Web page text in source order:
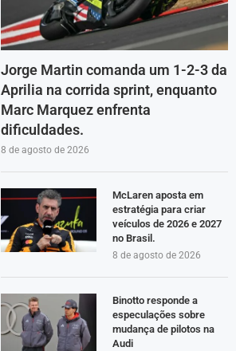
Jorge Martin comanda um 1-2-3 da
Aprilia na corrida sprint, enquanto
Marc Marquez enfrenta
dificuldades.
8 de agosto de 2026
McLaren aposta em
estratégia para criar
veículos de 2026 e 2027
no Brasil.
8 de agosto de 2026
Binotto responde a
especulações sobre
mudança de pilotos na
Audi